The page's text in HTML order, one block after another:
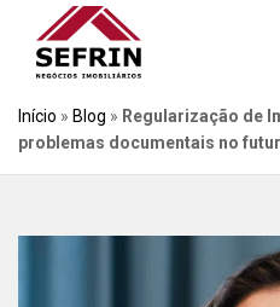
Início » Blog » Regularização de
problemas documentais no